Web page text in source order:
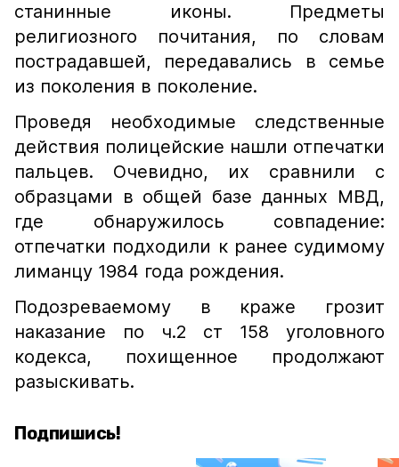
станинные иконы. Предметы
религиозного почитания, по словам
пострадавшей, передавались в семье
из поколения в поколение.
Проведя необходимые следственные
действия полицейские нашли отпечатки
пальцев. Очевидно, их сравнили с
образцами в общей базе данных МВД,
где обнаружилось совпадение:
отпечатки подходили к ранее судимому
лиманцу 1984 года рождения.
Подозреваемому в краже грозит
наказание по ч.2 ст 158 уголовного
кодекса, похищенное продолжают
разыскивать.
Подпишись!